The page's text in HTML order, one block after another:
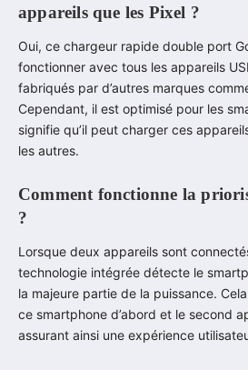
appareils que les Pixel ?
Oui, ce chargeur rapide double port
fonctionner avec tous les appareils
fabriqués par d’autres marques
Cependant, il est optimisé pour les
signifie qu’il peut charger ces
les autres.
Comment fonctionne la
?
Lorsque deux appareils sont
technologie intégrée détecte le
la majeure partie de la puissance.
ce smartphone d’abord et le second
assurant ainsi une expérience